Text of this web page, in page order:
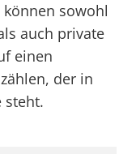
können sowohl
auch private
einen
der in
steht.